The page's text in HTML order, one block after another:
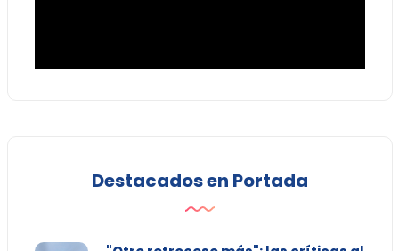
Destacados en Portada